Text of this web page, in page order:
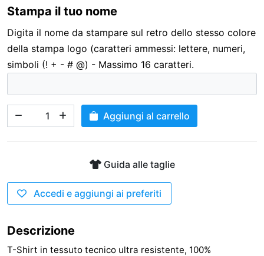
Stampa il tuo nome
Digita il nome da stampare sul retro dello stesso colore
della stampa logo (caratteri ammessi: lettere, numeri,
simboli (! + - # @) - Massimo 16 caratteri.
Aggiungi al carrello
Guida alle taglie
Accedi e aggiungi ai preferiti
Descrizione
T-Shirt in tessuto tecnico ultra resistente, 100%